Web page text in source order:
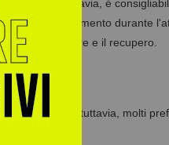
Tuttavia, è
l'affaticamento durante
muscolare e il recupero.
giornata, tuttavia, molti